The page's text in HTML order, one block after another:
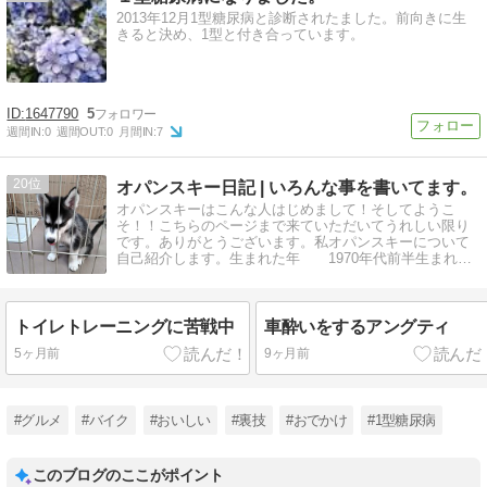
2013年12月1型糖尿病と診断されたました。前向きに生
きると決め、1型と付き合っています。
1647790 5
週間IN:0 週間OUT:0 月間IN:7
20 オパンスキー日記 | いろんな事を書いてます。
オパンスキーはこんな人はじめまして！そしてようこ
そ！！こちらのページまで来ていただいてうれしい限り
です。ありがとうございます。私オパンスキーについて
自己紹介します。生まれた年 1970年代前半生まれた
トイレトレーニングに苦戦中
5ヶ月前
車酔いをするアングティ
9ヶ月前
#グルメ #バイク #おいしい #裏技 #おでかけ #1型糖尿病
このブログのここがポイント